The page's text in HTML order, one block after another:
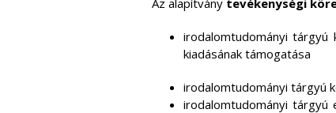
Az alapítvány tevékenységi
irodalomtudományi tárgyú
kiadásának támogatása
irodalomtudományi tárgyú
irodalomtudományi tárgyú